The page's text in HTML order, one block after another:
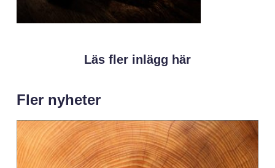
Läs fler inlägg här
Fler nyheter